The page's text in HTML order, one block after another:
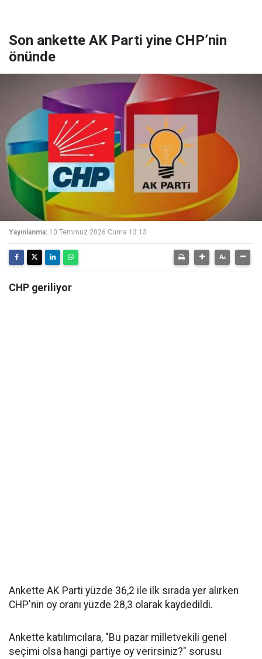
Son ankette AK Parti yine CHP’nin
önünde
Yayınlanma: 10 Temmuz 2026 Cuma 13:13
CHP geriliyor
Ankette AK Parti yüzde 36,2 ile ilk sırada yer alırken
CHP'nin oy oranı yüzde 28,3 olarak kaydedildi.
Ankette katılımcılara, "Bu pazar milletvekili genel
seçimi olsa hangi partiye oy verirsiniz?" sorusu